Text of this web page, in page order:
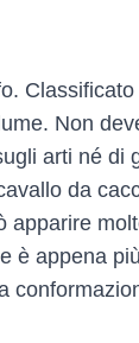
Non
arti né di
da
è appena